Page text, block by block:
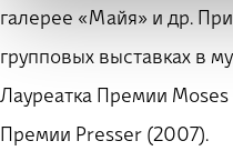
галерее «Майя» и др.
групповых выставках в
Лауреатка Премии
Премии Presser (2007).